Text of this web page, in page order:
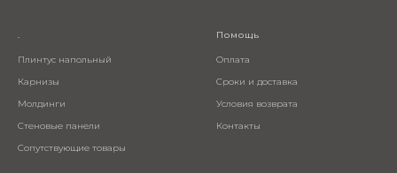
.
Плинтус напольный
Карнизы
Молдинги
Стеновые панели
Сопутствующие товары
Помощь
Оплата
Сроки и доставка
Условия возврата
Контакты